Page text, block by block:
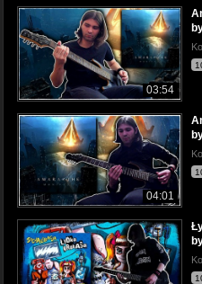
03:54
04:01